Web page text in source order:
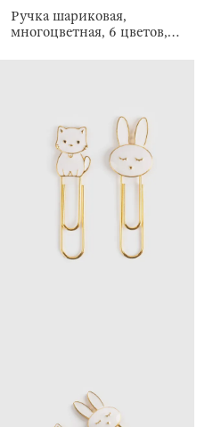
Ручка шариковая,
многоцветная, 6 цветов,